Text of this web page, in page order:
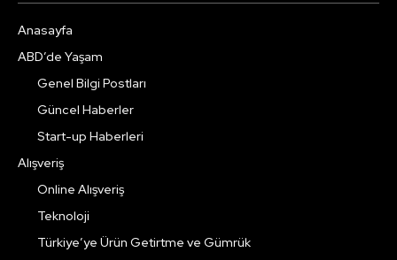
Anasayfa
ABD’de Yaşam
Genel Bilgi Postları
Güncel Haberler
Start-up Haberleri
Alışveriş
Online Alışveriş
Teknoloji
Türkiye’ye Ürün Getirtme ve Gümrük